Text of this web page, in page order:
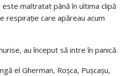
maltratat până în ultima clipă
respiraţie care apăreau acum
au început să intre în panică.
el Gherman, Roşca, Puşcaşu,